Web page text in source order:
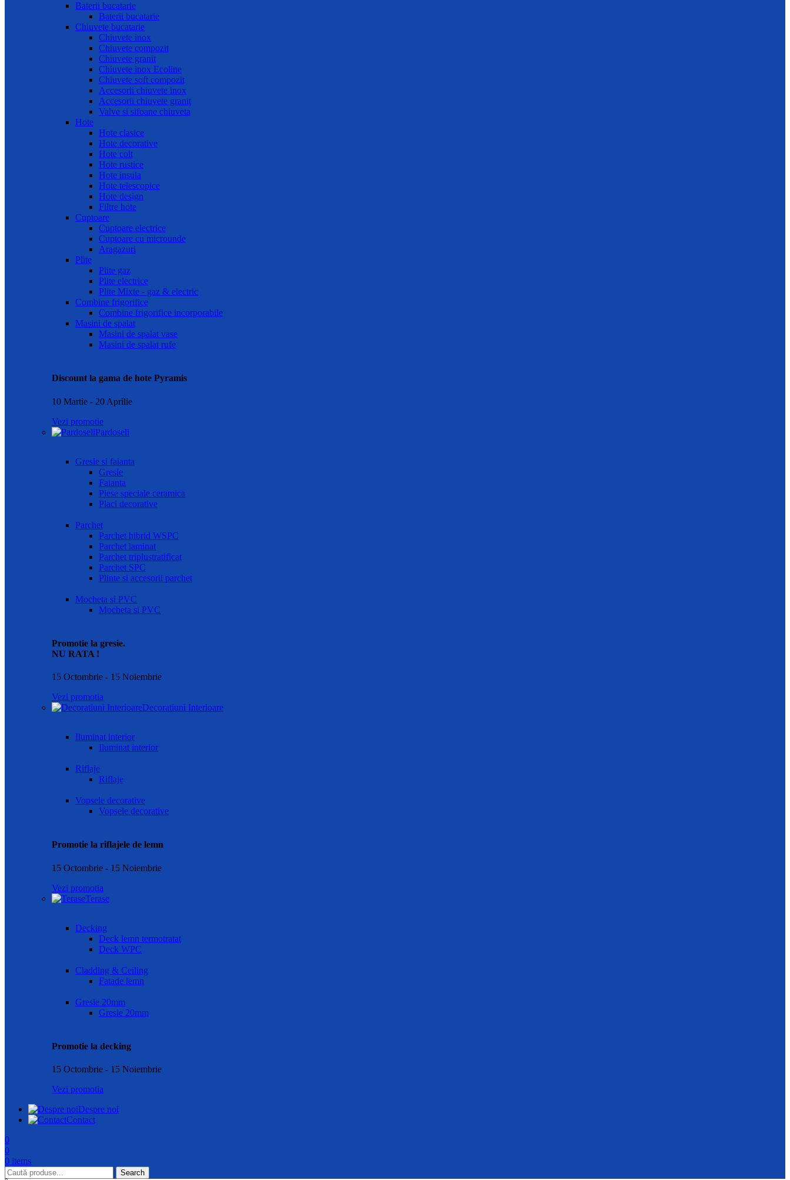
Baterii bucatarie
Baterii bucatarie
Chiuvete bucatarie
Chiuvete inox
Chiuvete compozit
Chiuvete granit
Chiuvete inox Ecoline
Chiuvete soft compozit
Accesorii chiuvete inox
Accesorii chiuvete granit
Valve si sifoane chiuveta
Hote
Hote clasice
Hote decorative
Hote colt
Hote rustice
Hote insula
Hote telescopice
Hote design
Filtre hote
Cuptoare
Cuptoare electrice
Cuptoare cu microunde
Aragazuri
Plite
Plite gaz
Plite electrice
Plite Mixte - gaz & electric
Combine frigorifice
Combine frigorifice incorporabile
Masini de spalat
Masini de spalat vase
Masini de spalat rufe
Discount la gama de hote Pyramis
10 Martie - 20 Aprilie
Vezi promotie
Pardoseli
Gresie si faianta
Gresie
Faianta
Piese speciale ceramica
Placi decorative
Parchet
Parchet hibrid WSPC
Parchet laminat
Parchet triplustratificat
Parchet SPC
Plinte si accesorii parchet
Mocheta si PVC
Mocheta si PVC
Promotie la gresie.
NU RATA !
15 Octombrie - 15 Noiembrie
Vezi promotia
Decoratiuni Interioare
Iluminat interior
Iluminat interior
Riflaje
Riflaje
Vopsele decorative
Vopsele decorative
Promotie la riflajele de lemn
15 Octombrie - 15 Noiembrie
Vezi promotia
Terase
Decking
Deck lemn termotratat
Deck WPC
Cladding & Ceiling
Fatade lemn
Gresie 20mm
Gresie 20mm
Promotie la decking
15 Octombrie - 15 Noiembrie
Vezi promotia
Despre noi
Contact
0
0
0 items
Search